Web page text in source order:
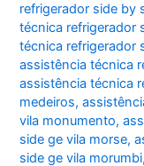
refrigerador side by
técnica refrigerador
técnica refrigerador
assistência técnica
assistência técnica
medeiros,
vila monumento,
side ge vila morse,
side ge vila morumbi